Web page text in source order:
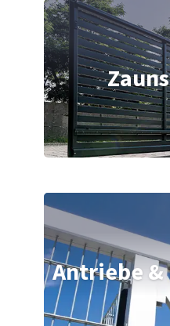
Antriebe